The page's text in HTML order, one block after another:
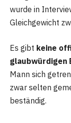
wurde in
Gleichgewicht
Es gibt keine
glaubwürdigen
Mann sich
zwar selten
beständig.